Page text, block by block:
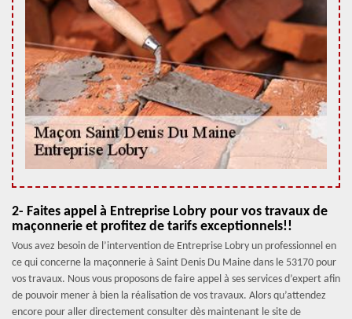
2- Faites appel à Entreprise Lobry pour vos travaux de
maçonnerie et profitez de tarifs exceptionnels!!
Vous avez besoin de l’intervention de Entreprise Lobry un professionnel en
ce qui concerne la maçonnerie à Saint Denis Du Maine dans le 53170 pour
vos travaux. Nous vous proposons de faire appel à ses services d’expert afin
de pouvoir mener à bien la réalisation de vos travaux. Alors qu’attendez
encore pour aller directement consulter dès maintenant le site de